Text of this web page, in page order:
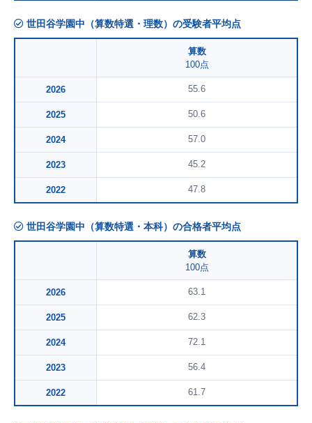
世田谷学園中（算数特選・理数）の受験者平均点
算数
100点
2026 55.6
2025 50.6
2024 57.0
2023 45.2
2022 47.8
世田谷学園中（算数特選・本科）の合格者平均点
算数
100点
2026 63.1
2025 62.3
2024 72.1
2023 56.4
2022 61.7